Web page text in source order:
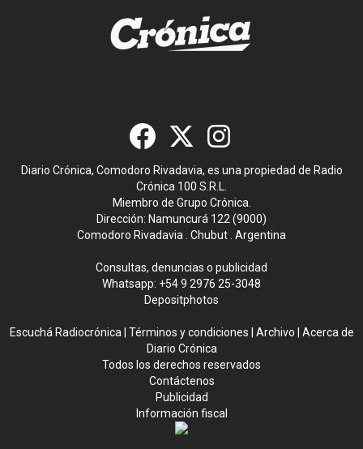
Diario Crónica, Comodoro Rivadavia, es una propiedad de Radio
Crónica 100 S.R.L.
Miembro de Grupo Crónica.
Dirección: Namuncurá 122 (9000)
Comodoro Rivadavia . Chubut . Argentina
Consultas, denuncias o publicidad
Whatsapp: +54 9 2976 25-3048
Depositphotos
Escuchá Radiocrónica Términos y condiciones Archivo
Acerca de
Diario Crónica
Todos los derechos reservados
Contáctenos
Publicidad
Información fiscal